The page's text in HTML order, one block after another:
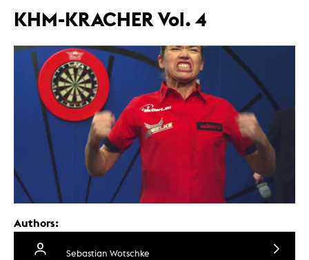
KHM-KRACHER Vol. 4
Authors:
Sebastian Wotschke